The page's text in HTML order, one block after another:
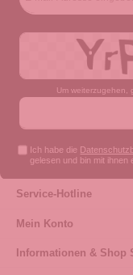
Um weiterzugehen,
Ich habe die
gelesen und bin mit ihnen
Service-Hotline
Mein Konto
Informationen & Shop